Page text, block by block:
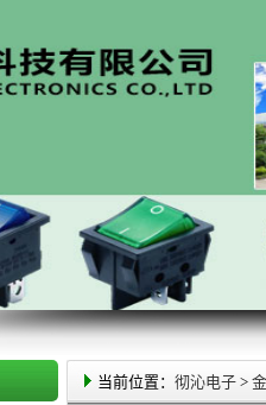
当前位置： 彻沁电子 >